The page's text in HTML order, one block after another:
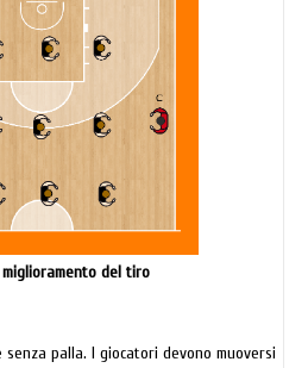
del tiro
palla. I giocatori devono muoversi